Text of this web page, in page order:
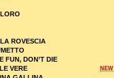
ROVESCIA
FUN, DON’T DIE
NEW
VERE